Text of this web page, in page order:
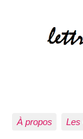
À propos Les